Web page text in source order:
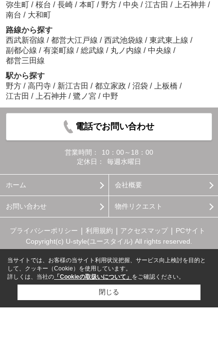
弥生町 / 桜台 / 長崎 / 本町 / 野方 / 中央 / 江古田 / 上石神井 /
南台 / 大和町
路線から探す
西武新宿線 / 都営大江戸線 / 西武池袋線 / 東武東上線 /
副都心線 / 有楽町線 / 総武線 / 丸ノ内線 / 中央線 /
都営三田線
駅から探す
野方 / 高円寺 / 新江古田 / 都立家政 / 沼袋 / 上板橋 /
江古田 / 上石神井 / 鷺ノ宮 / 中野
電話でお問い合わせ
営業時間：
10：00～18：00
定休日：
毎週水曜日
ホーム 会社概要
お問い合わせ 物件リクエスト
プライバシーポリシー 利用規約 アクセスマップ
PCサイト
Copyright(c) U-style(ユースタイル) All rights reserved.
当サイトでは、お客様の当サイト利用状況把握、サービス向上検討を目的と
して、クッキー（Cookie）を使用しています。
詳しくは、当社の 「Cookieの取扱いについて」 をご確認ください。
閉じる